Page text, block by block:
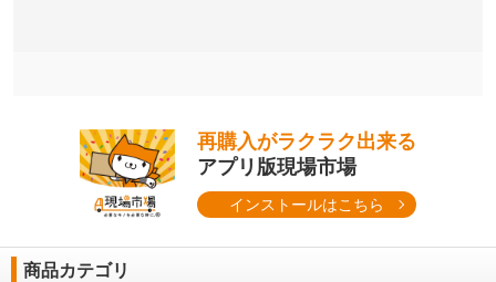
再購入がラクラク出来る
アプリ版現場市場
インストールはこちら
商品カテゴリ